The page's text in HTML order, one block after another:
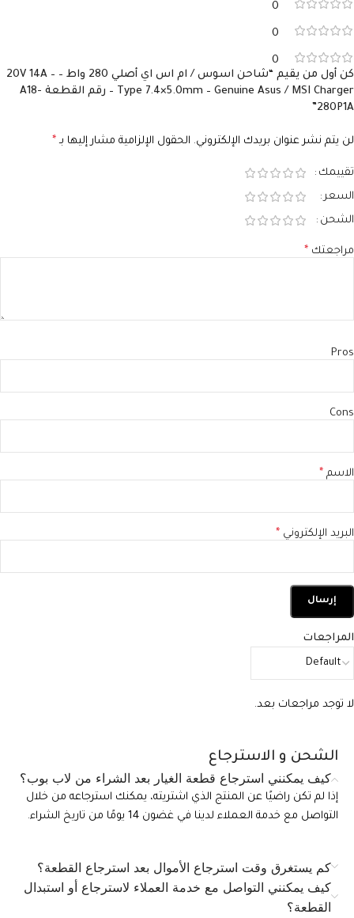
0
0
0
المراجعات
لا توجد مراجعات بعد.
كن أول من يقيم “شاحن اسوس / ام اس اي أصلي 280 واط – 20V 14A –
Type 7.4×5.0mm – Genuine Asus / MSI Charger – رقم القطعة A18-
280P1A”
لن يتم نشر عنوان بريدك الإلكتروني. الحقول الإلزامية مشار إليها بـ *
تقييمك
السعر
الشحن
مراجعتك *
Pros
Cons
الاسم *
البريد الإلكتروني *
الشحن و الاسترجاع
كيف يمكنني استرجاع قطعة الغيار بعد الشراء من لاب بوب؟
إذا لم تكن راضيًا عن المنتج الذي اشتريته، يمكنك استرجاعه من خلال
التواصل مع خدمة العملاء لدينا في غضون 14 يومًا من تاريخ الشراء.
كم يستغرق وقت استرجاع الأموال بعد استرجاع القطعة؟
كيف يمكنني التواصل مع خدمة العملاء لاسترجاع أو استبدال
القطعة؟